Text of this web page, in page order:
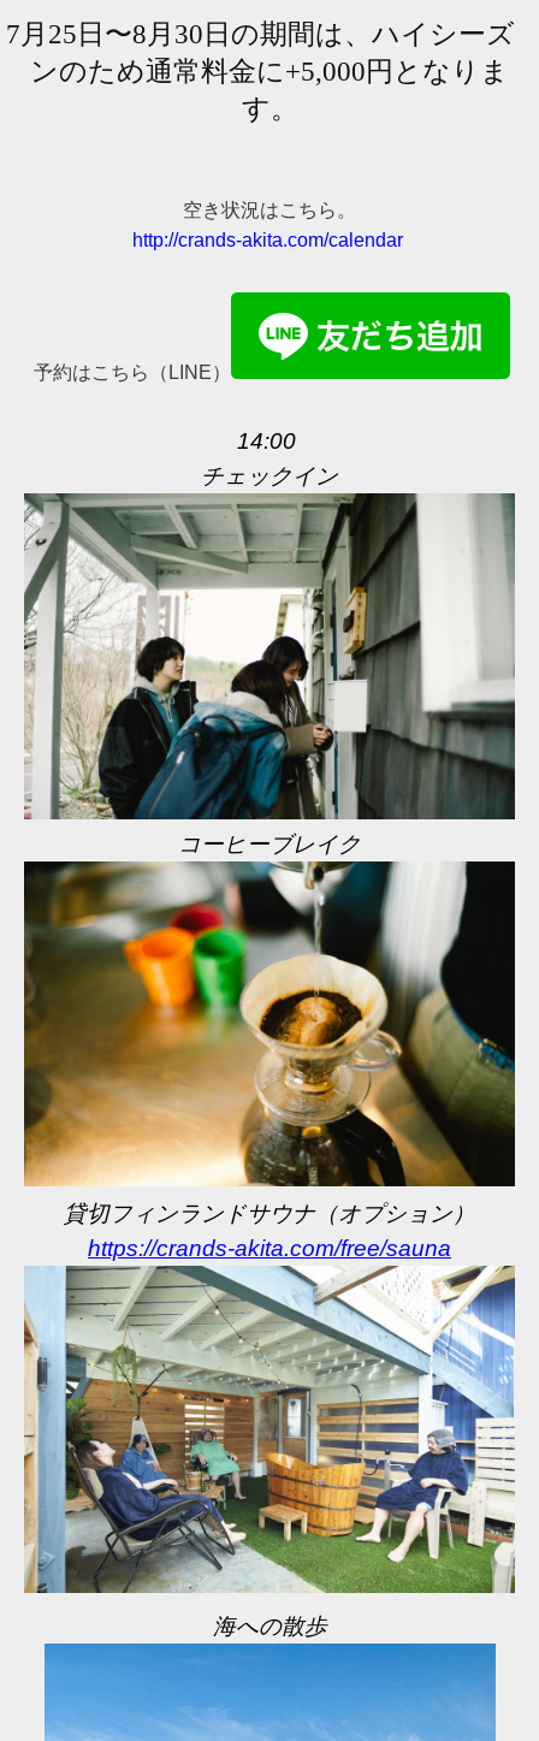
7月25日〜8月30日の期間は、ハイシーズ
ンのため通常料金に+5,000円となりま
す。
空き状況はこちら。
http://crands-akita.com/calendar
予約はこちら（LINE）
14:00
チェックイン
コーヒーブレイク
貸切フィンランドサウナ（オプション）
https://crands-akita.com/free/sauna
海への散歩